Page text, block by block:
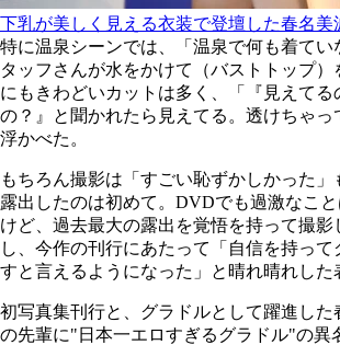
下乳が美しく見える衣装で登壇した春名美
特に温泉シーンでは、「温泉で何も着てい
タッフさんが水をかけて（バストトップ
にもきわどいカットは多く、「『見えて
の？』と聞かれたら見えてる。透けちゃっ
浮かべた。
もちろん撮影は「すごい恥ずかしかった
露出したのは初めて。DVDでも過激なこ
けど、過去最大の露出を覚悟を持って撮影
し、今作の刊行にあたって「自信を持って
すと言えるようになった」と晴れ晴れした
初写真集刊行と、グラドルとして躍進した
の先輩に"日本一エロすぎるグラドル"の異